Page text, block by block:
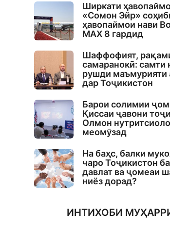
Ширкати
«Сомон Эйр»
ҳавопаймои нави
MAX 8 гардид
Шаффофият,
самаранокӣ: самти
рушди маъмурияти
дар Тоҷикистон
Барои солимии
Қиссаи ҷавони
Олмон
меомӯзад
На баҳс, балки
чаро Тоҷикистон
давлат ва ҷомеаи
ниёз дорад?
ИНТИХОБИ